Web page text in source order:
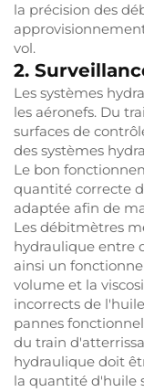
la précision des
vol.
2.
Les systèmes
les aéronefs. Du
surfaces de
des systèmes
Le bon
quantité correcte
adaptée afin de
Les débitmètres
hydraulique entre
ainsi un
volume et la
incorrects de
pannes
du train
hydraulique doit
la quantité d'huile